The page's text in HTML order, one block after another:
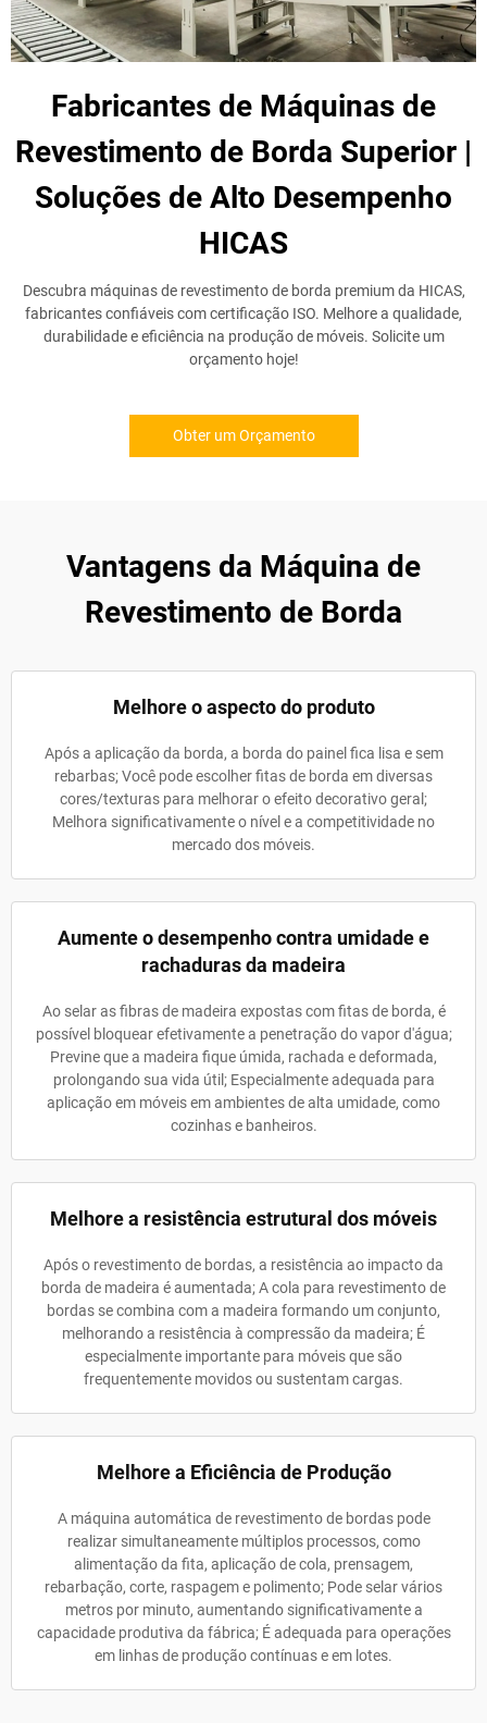
Fabricantes de Máquinas de
Revestimento de Borda Superior |
Soluções de Alto Desempenho
HICAS
Descubra máquinas de revestimento de borda premium da HICAS,
fabricantes confiáveis com certificação ISO. Melhore a qualidade,
durabilidade e eficiência na produção de móveis. Solicite um
orçamento hoje!
Obter um Orçamento
Vantagens da Máquina de
Revestimento de Borda
Melhore o aspecto do produto
Após a aplicação da borda, a borda do painel fica lisa e sem
rebarbas; Você pode escolher fitas de borda em diversas
cores/texturas para melhorar o efeito decorativo geral;
Melhora significativamente o nível e a competitividade no
mercado dos móveis.
Aumente o desempenho contra umidade e
rachaduras da madeira
Ao selar as fibras de madeira expostas com fitas de borda, é
possível bloquear efetivamente a penetração do vapor d'água;
Previne que a madeira fique úmida, rachada e deformada,
prolongando sua vida útil; Especialmente adequada para
aplicação em móveis em ambientes de alta umidade, como
cozinhas e banheiros.
Melhore a resistência estrutural dos móveis
Após o revestimento de bordas, a resistência ao impacto da
borda de madeira é aumentada; A cola para revestimento de
bordas se combina com a madeira formando um conjunto,
melhorando a resistência à compressão da madeira; É
especialmente importante para móveis que são
frequentemente movidos ou sustentam cargas.
Melhore a Eficiência de Produção
A máquina automática de revestimento de bordas pode
realizar simultaneamente múltiplos processos, como
alimentação da fita, aplicação de cola, prensagem,
rebarbação, corte, raspagem e polimento; Pode selar vários
metros por minuto, aumentando significativamente a
capacidade produtiva da fábrica; É adequada para operações
em linhas de produção contínuas e em lotes.